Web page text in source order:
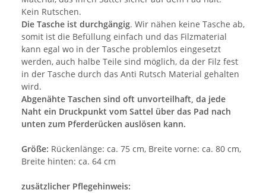
Kein Rutschen.
Die Tasche ist durchgängig. Wir nähen keine Tasche ab,
somit ist die Befüllung einfach und das Filzmaterial
kann egal wo in der Tasche problemlos eingesetzt
werden, auch halbe Teile sind möglich, da der Filz fest
in der Tasche durch das Anti Rutsch Material gehalten
wird.
Abgenähte Taschen sind oft unvorteilhaft, da jede
Naht ein Druckpunkt vom Sattel über das Pad nach
unten zum Pferderücken auslösen kann.
Größe: Rückenlänge: ca. 75 cm, Breite vorne: ca. 80 cm,
Breite hinten: ca. 64 cm
zusätzlicher Pflegehinweis: